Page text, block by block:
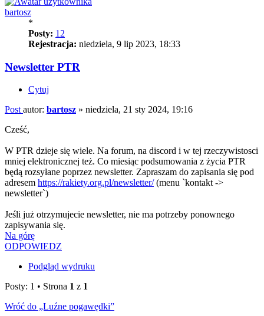
bartosz
*
Posty: 12
Rejestracja: niedziela, 9 lip 2023, 18:33
Newsletter PTR
Cytuj
Post autor: bartosz » niedziela, 21 sty 2024, 19:16
Cześć,
W PTR dzieje się wiele. Na forum, na discord i w tej rzeczywistosci
mniej elektronicznej też. Co miesiąc podsumowania z życia PTR
będą rozsyłane poprzez newsletter. Zapraszam do zapisania się pod
adresem https://rakiety.org.pl/newsletter/(menu `kontakt ->
newsletter`)
Jeśli już otrzymujecie newsletter, nie ma potrzeby ponownego
zapisywania się.
Na górę
ODPOWIEDZ
Podgląd wydruku
Posty: 1 • Strona 1 z 1
Wróć do „Luźne pogawędki”